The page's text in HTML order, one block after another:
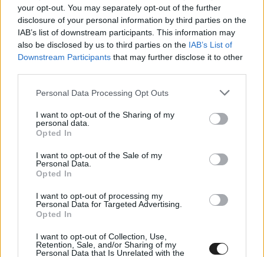
your opt-out. You may separately opt-out of the further
disclosure of your personal information by third parties on the
IAB’s list of downstream participants. This information may
also be disclosed by us to third parties on the IAB’s List of
Downstream Participants that may further disclose it to other
Please note that this website/app uses one or more Google
not limited to your visit or usage behaviour. You may click to
grant or deny consent to Google and its third-party tags to
use your data for below specified purposes in below Google
consent section.
Personal Data Processing Opt Outs
I want to opt-out of the Sharing of my
personal data.
Opted In
I want to opt-out of the Sale of my
Personal Data.
Opted In
I want to opt-out of processing my
Personal Data for Targeted Advertising.
Opted In
I want to opt-out of Collection, Use,
Retention, Sale, and/or Sharing of my
Personal Data that Is Unrelated with the
után – mondta Adrien Fourmaux. – A nagyon
nehéz napok végén jó érzés dobogóra állni. Már
csütörtökön is mondtam, hogy ezúttal csak
célba szeretnénk érni a hétvégén, és ez
kifizetődött. Pénteken és szombaton sok
hátrányt behoztunk, de aztán ismét voltak
problémák. A terv erre a versenyre a problémák
kimaradni, ezért a minél kevesebb probléma volt
hétvégét.”
“Hasonlóan szeretnénk folytatni. Ez volt az első